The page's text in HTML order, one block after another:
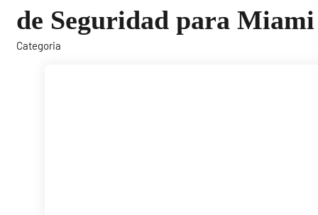
de Seguridad para Miami
Categoria